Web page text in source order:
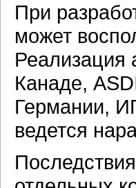
При
может
Реализация
Канаде,
Германии,
ведется